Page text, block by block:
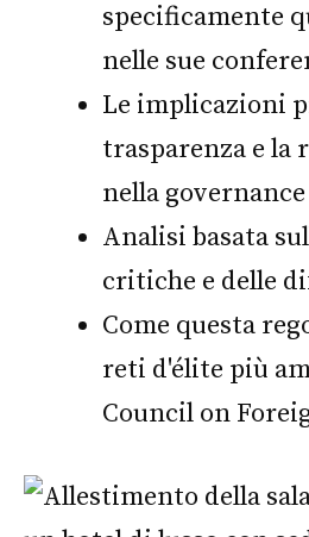
specificamente
nelle sue
Le implicazioni
trasparenza e la
nella
Analisi basata
critiche e delle
Come questa
reti d'élite più
Council on